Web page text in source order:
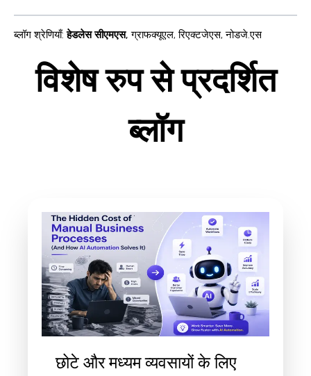
ब्लॉग श्रेणियाँ: हेडलेस सीएमएस, ग्राफक्यूएल,रिएक्टजेएस,नोडजे.एस
विशेष रुप से प्रदर्शित
ब्लॉग
छोटे और मध्यम व्यवसायों के लिए